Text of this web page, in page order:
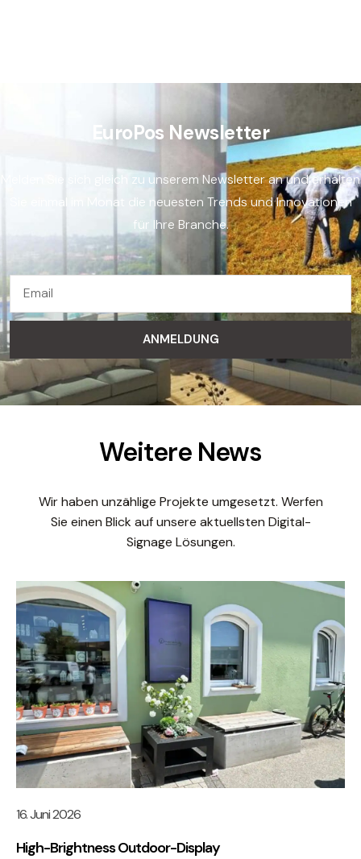
EuroPos Newsletter
Melden Sie sich gleich zu unserem Newsletter an und erhalten
Sie einmal im Monat die neuesten Trends und Innovationen
für Ihre Branche.
ANMELDUNG
Weitere News
Wir haben unzählige Projekte umgesetzt. Werfen
Sie einen Blick auf unsere aktuellsten Digital-
Signage Lösungen.
16. Juni 2026
High-Brightness Outdoor-Display